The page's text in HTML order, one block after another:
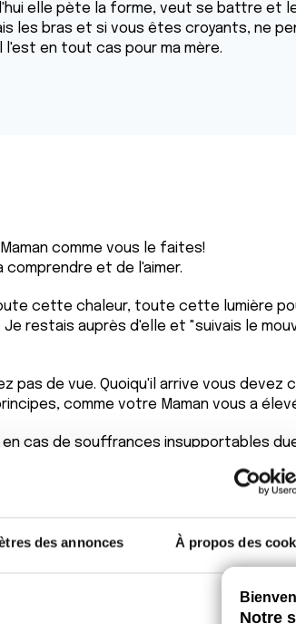
des annonces À propos des
elle pète la forme, veut se battre et
les bras et si vous êtes croyants, ne
l'est en tout cas pour ma mère.
comme vous le faites!
et de l'aimer.
cette chaleur, toute cette lumière
Je restais auprès d'elle et "suivais le
pas de vue. Quoiqu'il arrive vous devez
comme votre Maman vous a
cas de souffrances insupportables